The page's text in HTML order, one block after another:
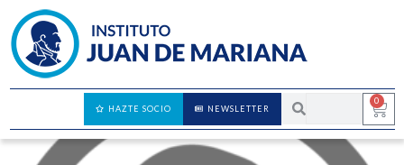
0
NEWSLETTER
HAZTE SOCIO